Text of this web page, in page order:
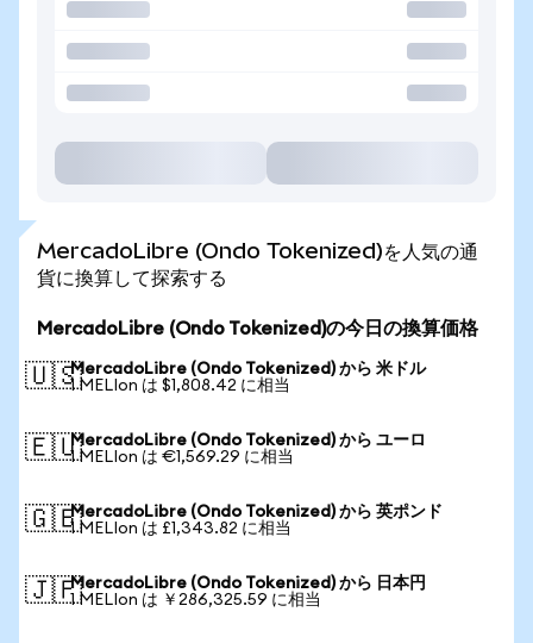
MercadoLibre (Ondo Tokenized)を人気の通
貨に換算して探索する
MercadoLibre (Ondo Tokenized)の今日の換算価格
🇺🇸MercadoLibre (Ondo Tokenized) から 米ドル
1 MELIon は $1,808.42 に相当
🇪🇺MercadoLibre (Ondo Tokenized) から ユーロ
1 MELIon は €1,569.29 に相当
🇬🇧MercadoLibre (Ondo Tokenized) から 英ポンド
1 MELIon は £1,343.82 に相当
🇯🇵MercadoLibre (Ondo Tokenized) から 日本円
1 MELIon は ￥286,325.59 に相当